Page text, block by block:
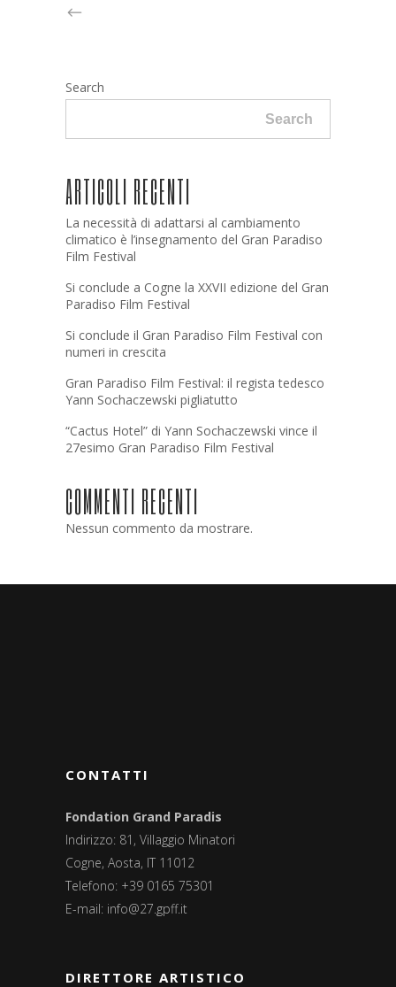
Search
Search
ARTICOLI RECENTI
La necessità di adattarsi al cambiamento
climatico è l’insegnamento del Gran Paradiso
Film Festival
Si conclude a Cogne la XXVII edizione del Gran
Paradiso Film Festival
Si conclude il Gran Paradiso Film Festival con
numeri in crescita
Gran Paradiso Film Festival: il regista tedesco
Yann Sochaczewski pigliatutto
“Cactus Hotel” di Yann Sochaczewski vince il
27esimo Gran Paradiso Film Festival
COMMENTI RECENTI
Nessun commento da mostrare.
CONTATTI
Fondation Grand Paradis
Indirizzo: 81, Villaggio Minatori
Cogne, Aosta, IT 11012
Telefono: +39 0165 75301
E-mail: info@27.gpff.it
DIRETTORE ARTISTICO